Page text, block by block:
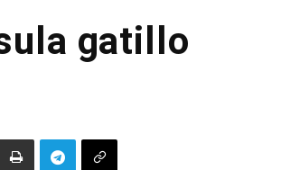
gatillo